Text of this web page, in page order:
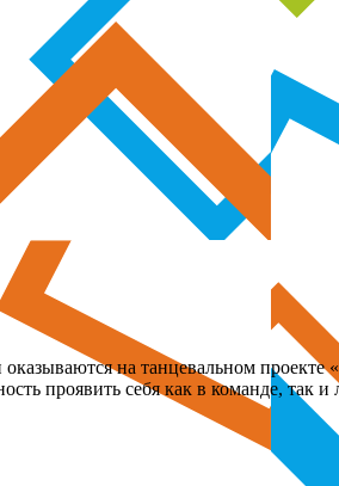
на танцевальном проекте
проявить себя как в команде, так и